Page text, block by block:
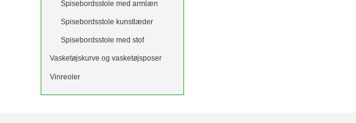
Spisebordsstole med armlæn
Spisebordsstole kunstlæder
Spisebordsstole med stof
Vasketøjskurve og vasketøjsposer
Vinreoler